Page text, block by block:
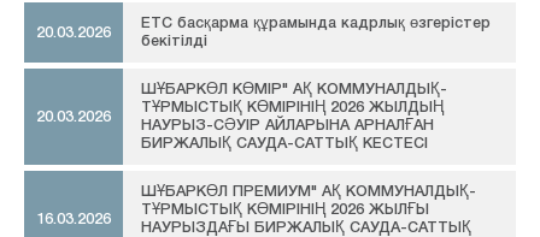
20.03.2026
ЕТС басқарма құрамында кадрлық өзгерістер
бекітілді
20.03.2026
ШҰБАРКӨЛ КӨМІР" АҚ КОММУНАЛДЫҚ-
ТҰРМЫСТЫҚ КӨМІРІНІҢ 2026 ЖЫЛДЫҢ
НАУРЫЗ-СӘУІР АЙЛАРЫНА АРНАЛҒАН
БИРЖАЛЫҚ САУДА-САТТЫҚ КЕСТЕСІ
16.03.2026
ШҰБАРКӨЛ ПРЕМИУМ" АҚ КОММУНАЛДЫҚ-
ТҰРМЫСТЫҚ КӨМІРІНІҢ 2026 ЖЫЛҒЫ
НАУРЫЗДАҒЫ БИРЖАЛЫҚ САУДА-САТТЫҚ